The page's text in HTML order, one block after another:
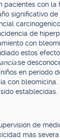
con la
significativo de
de
con
estos
se
en período
con bleomicina.
establecidas.
de
más